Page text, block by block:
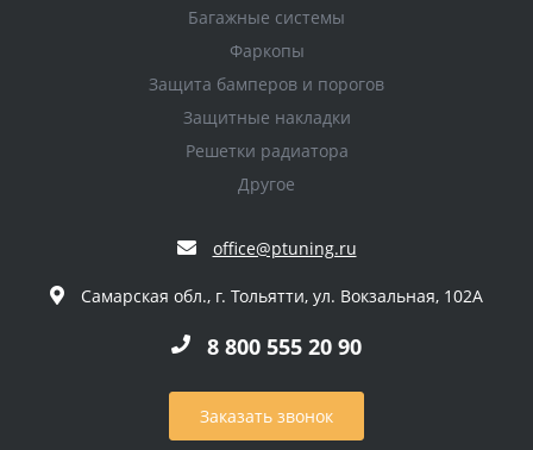
Багажные системы
Фаркопы
Защита бамперов и порогов
Защитные накладки
Решетки радиатора
Другое
office@ptuning.ru
Самарская обл., г. Тольятти, ул. Вокзальная, 102А
8 800 555 20 90
Заказать звонок